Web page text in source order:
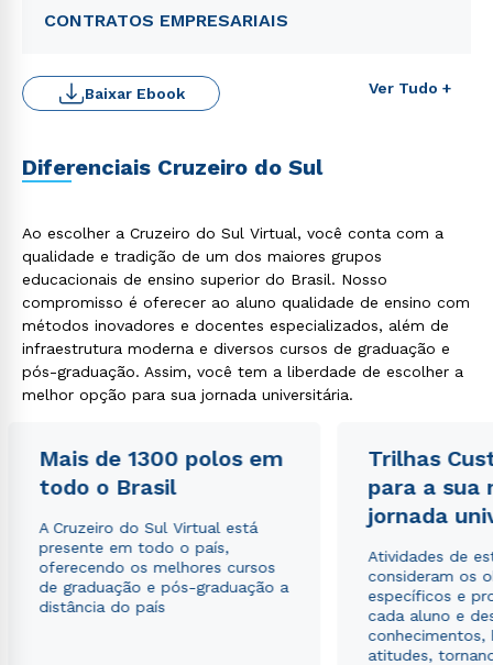
CONTRATOS EMPRESARIAIS
Ver Tudo +
Baixar Ebook
Diferenciais Cruzeiro do Sul
Ao escolher a Cruzeiro do Sul Virtual, você conta com a
qualidade e tradição de um dos maiores grupos
educacionais de ensino superior do Brasil. Nosso
compromisso é oferecer ao aluno qualidade de ensino com
métodos inovadores e docentes especializados, além de
infraestrutura moderna e diversos cursos de graduação e
pós-graduação. Assim, você tem a liberdade de escolher a
melhor opção para sua jornada universitária.
Mais de 1300 polos em
todo o Brasil
A Cruzeiro do Sul Virtual está
presente em todo o país,
oferecendo os melhores cursos
de graduação e pós-graduação a
distância do país
Trilhas
para a sua
jornada
Atividades de
consideram os
específicos e
cada aluno e
conhecimentos,
atitudes,
Rápido e fácil
WhatsApp
ou
autorizo que meus dados sejam utilizados para o
envio de conteúdos da Cruzeiro do Sul.